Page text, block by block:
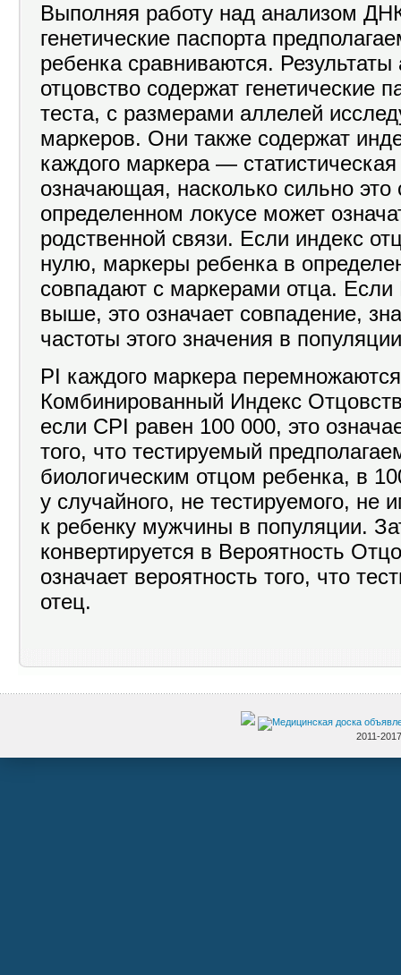
Выполняя работу над анализом
генетические паспорта
ребенка сравниваются.
отцовство содержат генетические
теста, с размерами аллелей
маркеров. Они также содержат
каждого маркера —
означающая, насколько сильно это
определенном локусе может
родственной связи. Если индекс
нулю, маркеры ребенка в
совпадают с маркерами отца.
выше, это означает совпадение,
частоты этого значения в
PI каждого маркера
Комбинированный Индекс
если CPI равен 100 000, это
того, что тестируемый
биологическим отцом ребенка, в
у случайного, не тестируемого, не
к ребенку мужчины в популяции.
конвертируется в Вероятность
означает вероятность того, что
отец.
2011-